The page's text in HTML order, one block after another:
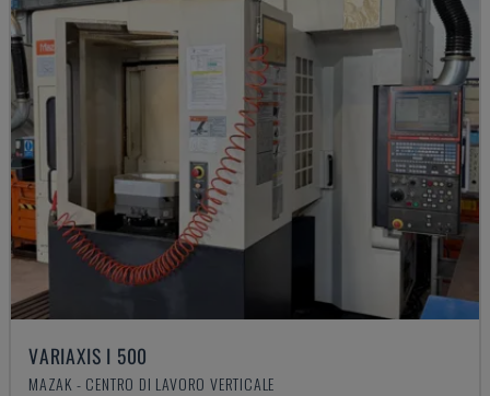
VARIAXIS I 500
MAZAK - CENTRO DI LAVORO VERTICALE